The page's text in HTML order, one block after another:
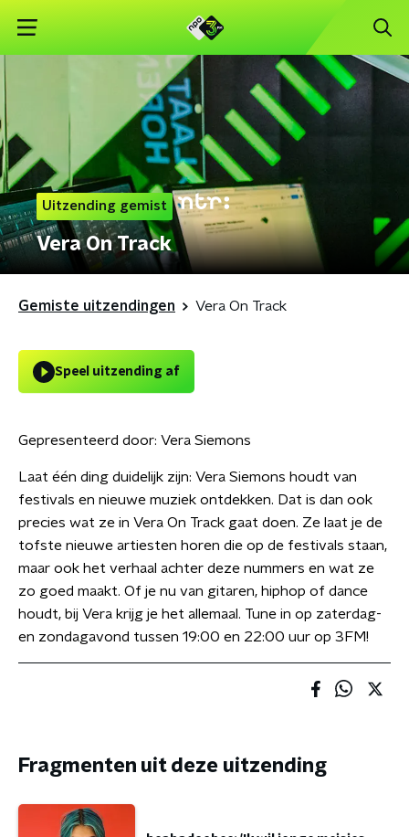
Uitzending gemist
Vera On Track
Gemiste uitzendingen Vera On Track
Speel uitzending af
Gepresenteerd door: Vera Siemons
Laat één ding duidelijk zijn: Vera Siemons houdt van
festivals en nieuwe muziek ontdekken. Dat is dan ook
precies wat ze in Vera On Track gaat doen. Ze laat je de
tofste nieuwe artiesten horen die op de festivals staan,
maar ook het verhaal achter deze nummers en wat ze
zo goed maakt. Of je nu van gitaren, hiphop of dance
houdt, bij Vera krijg je het allemaal. Tune in op zaterdag-
en zondagavond tussen 19:00 en 22:00 uur op 3FM!
Fragmenten uit deze uitzending